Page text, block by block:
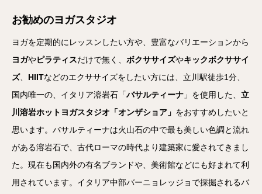
お勧めのヨガスタジオ
ヨガを定期的にレッスンしたい方や、豊富なバリエーションから
ヨガやピラティスだけで無く、 ボクササイズやキックボクササイ
ズ、 HIITなどのエクササイズをしたい方には、立川駅徒歩1分、
国内唯一の、イタリア溶岩石「バサルティーナ 」を使用した、 立
川溶岩ホットヨガスタジオ「オンザショア」 をおすすめしたいと
思います。バサルティーナは火山石の中で最も美しい色調と流れ
がある溶岩石で、古代ローマの時代より建築家に愛されてきまし
た。現在も国内外の有名ブランドや、美術館などにも好まれて利
用されています。イタリア中部バーニョレッジョで採掘されるバ